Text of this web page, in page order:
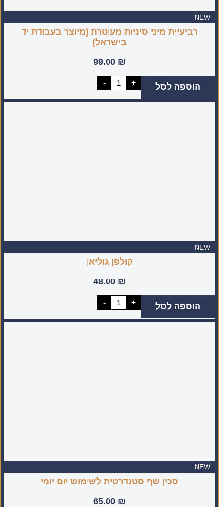
NEW
רביעיית מיני סיניות מעוטרת (מיוצר בעבודת יד
בישראל)
99.00 ₪
-
כמות
של
מיני
+ הוספה לסל
NEW
קולפן גוליאן
48.00 ₪
-
כמות
של
גוליאן
+ הוספה לסל
NEW
סכין שף סטנדרטית לשימוש יום יומי
65.00 ₪